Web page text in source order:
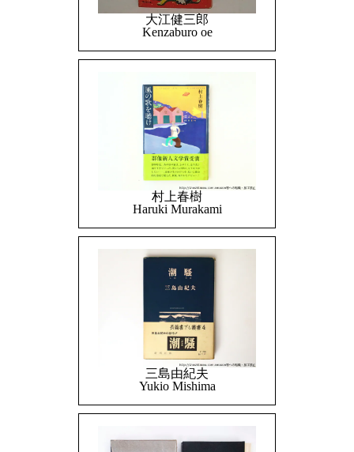
大江健三郎
Kenzaburo oe
村上春樹
Haruki Murakami
三島由紀夫
Yukio Mishima